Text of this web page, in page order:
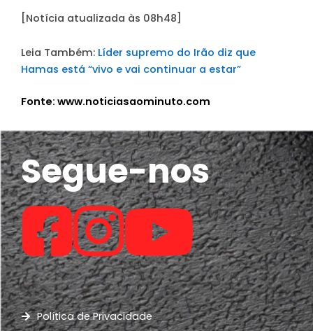
[Notícia atualizada às 08h48]
Leia Também: Líder supremo do Irão diz que
Hamas está “vivo e vai continuar a estar”
Fonte: www.noticiasaominuto.com
Segue-nos
Política de Privacidade